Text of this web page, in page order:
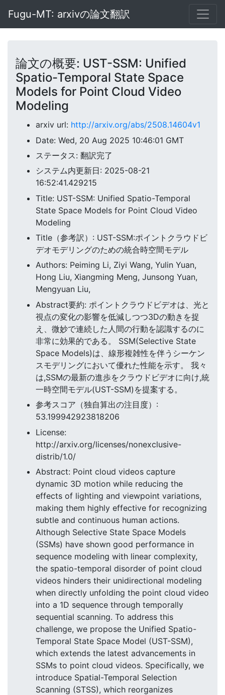
Fugu-MT: arxivの論文翻訳
論文の概要: UST-SSM: Unified
Spatio-Temporal State Space
Models for Point Cloud Video
Modeling
arxiv url: http://arxiv.org/abs/2508.14604v1
Date: Wed, 20 Aug 2025 10:46:01 GMT
ステータス: 翻訳完了
システム内更新日: 2025-08-21
16:52:41.429215
Title: UST-SSM: Unified Spatio-Temporal
State Space Models for Point Cloud Video
Modeling
Title（参考訳）: UST-SSM:ポイントクラウドビ
デオモデリングのための統合時空間モデル
Authors: Peiming Li, Ziyi Wang, Yulin Yuan,
Hong Liu, Xiangming Meng, Junsong Yuan,
Mengyuan Liu,
Abstract要約: ポイントクラウドビデオは、光と
視点の変化の影響を低減しつつ3Dの動きを捉
え、微妙で連続した人間の行動を認識するのに
非常に効果的である。 SSM(Selective State
Space Models)は、線形複雑性を伴うシーケン
スモデリングにおいて優れた性能を示す。 我々
は,SSMの最新の進歩をクラウドビデオに向け,統
一時空間モデル(UST-SSM)を提案する。
参考スコア（独自算出の注目度）:
53.199942923818206
License:
http://arxiv.org/licenses/nonexclusive-
distrib/1.0/
Abstract: Point cloud videos capture
dynamic 3D motion while reducing the
effects of lighting and viewpoint variations,
making them highly effective for recognizing
subtle and continuous human actions.
Although Selective State Space Models
(SSMs) have shown good performance in
sequence modeling with linear complexity,
the spatio-temporal disorder of point cloud
videos hinders their unidirectional modeling
when directly unfolding the point cloud video
into a 1D sequence through temporally
sequential scanning. To address this
challenge, we propose the Unified Spatio-
Temporal State Space Model (UST-SSM),
which extends the latest advancements in
SSMs to point cloud videos. Specifically, we
introduce Spatial-Temporal Selection
Scanning (STSS), which reorganizes